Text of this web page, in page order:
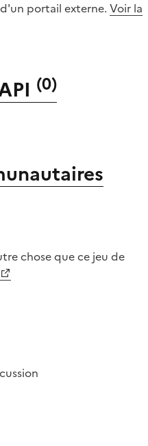
portail externe. Voir la
(0)
chose quece jeu de